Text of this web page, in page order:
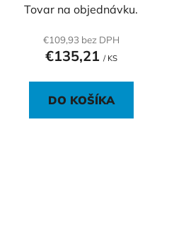
Tovar na objednávku.
€109,93 bez DPH
€135,21 / KS
DO KOŠÍKA